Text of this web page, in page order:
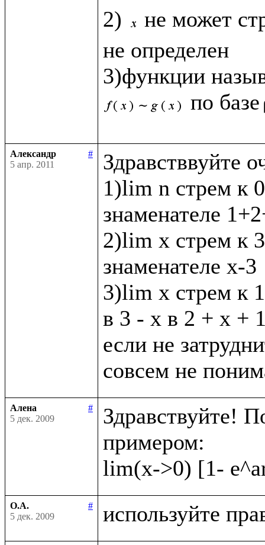
2)
не может
не определен
3)функции
по базе
Александр
#
5 апр. 2011
Здравстввуйте
1)lim n стрем к
знаменателе
2)lim x стрем к
знаменателе х-3
3)lim x стрем к
в 3 - х в 2 + х +
если не
Алена
#
5 дек. 2009
Здравствуйте!
примером:
О.А.
#
5 дек. 2009